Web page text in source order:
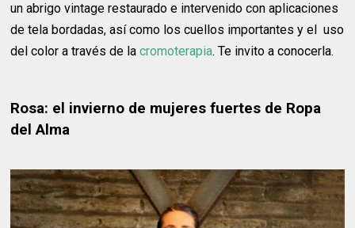
un abrigo vintage restaurado e intervenido con aplicaciones
de tela bordadas, así como los cuellos importantes y el uso
del color a través de lacromoterapia. Te invito a conocerla.
Rosa: el invierno de mujeres fuertes de Ropa
del Alma